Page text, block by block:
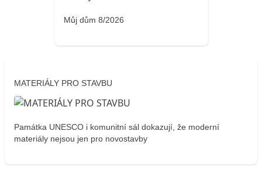
Můj dům 8/2026
MATERIÁLY PRO STAVBU
Památka UNESCO i komunitní sál dokazují, že moderní
materiály nejsou jen pro novostavby